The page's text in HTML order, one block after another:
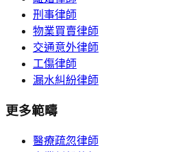
刑事律師
物業買賣律師
交通意外律師
工傷律師
漏水糾紛律師
更多範疇
醫療疏忽律師